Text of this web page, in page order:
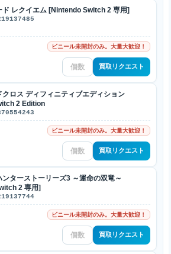
ド レクイエム [Nintendo Switch 2 専用]
ビニール未開封のみ。大量大歓迎！
買取リクエスト
クロス ディフィニティブエディション
2 Edition
ビニール未開封のみ。大量大歓迎！
買取リクエスト
ンターストーリーズ3 ～運命の双竜～
2 専用]
ビニール未開封のみ。大量大歓迎！
買取リクエスト